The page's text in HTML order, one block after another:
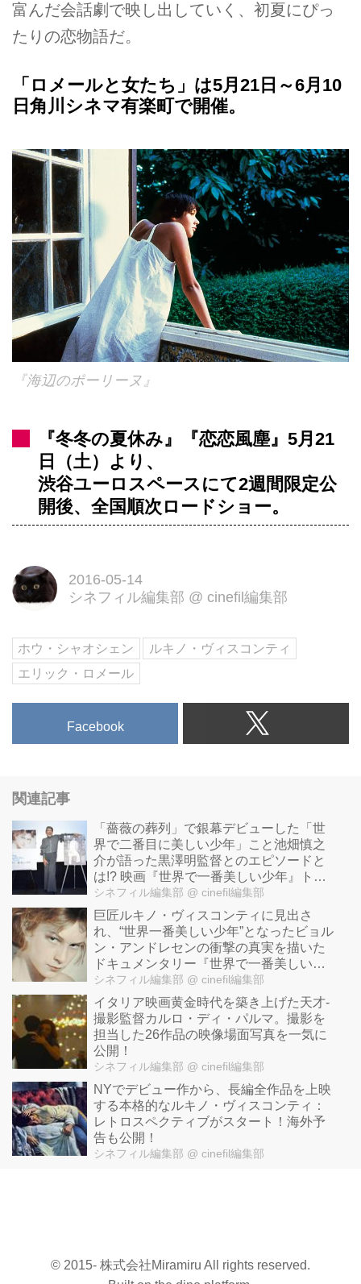
富んだ会話劇で映し出していく、初夏にぴっ
たりの恋物語だ。
「ロメールと女たち」は5月21日～6月10
日角川シネマ有楽町で開催。
『海辺のポーリーヌ』
『冬冬の夏休み』『恋恋風塵』5月21
日（土）より、
渋谷ユーロスペースにて2週間限定公
開後、全国順次ロードショー。
2016-05-14
シネフィル編集部 @ cinefil編集部
ホウ・シャオシェン
ルキノ・ヴィスコンティ
エリック・ロメール
Facebook
関連記事
「薔薇の葬列」で銀幕デビューした「世
界で二番目に美しい少年」こと池畑慎之
介が語った黒澤明監督とのエピソードと
は!? 映画『世界で一番美しい少年』トー
クイベント開催
シネフィル編集部 @ cinefil編集部
巨匠ルキノ・ヴィスコンティに見出さ
れ、“世界一番美しい少年”となったビョル
ン・アンドレセンの衝撃の真実を描いた
ドキュメンタリー『世界で一番美しい少
年』予告公開！
シネフィル編集部 @ cinefil編集部
イタリア映画黄金時代を築き上げた天才-
撮影監督カルロ・ディ・パルマ。撮影を
担当した26作品の映像場面写真を一気に
公開！
シネフィル編集部 @ cinefil編集部
NYでデビュー作から、長編全作品を上映
する本格的なルキノ・ヴィスコンティ：
レトロスペクティブがスタート！海外予
告も公開！
シネフィル編集部 @ cinefil編集部
© 2015- 株式会社Miramiru All rights reserved.